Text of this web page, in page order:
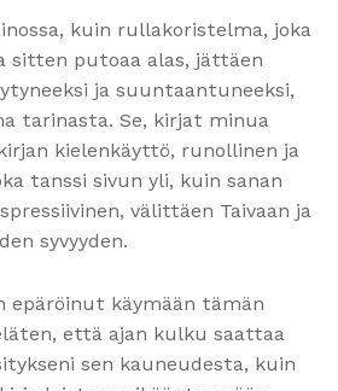
kuin rullakoristelma, joka
sitten putoaa alas, jättäen
ja suuntaantuneeksi,
tarinasta. Se, kirjat minua
kielenkäyttö, runollinen ja
tanssi sivun yli, kuin sanan
välittäen Taivaan ja
syvyyden.
epäröinut käymään tämän
että ajan kulku saattaa
sen kauneudesta, kuin